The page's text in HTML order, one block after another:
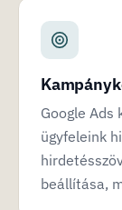
Google Ads
ügyfeleink
beállítása,